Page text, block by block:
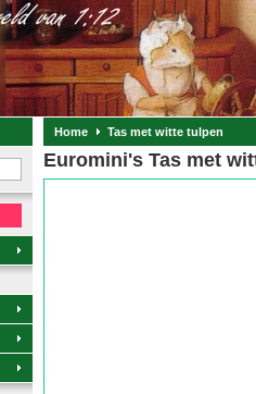
Home Tas met witte tulpen
Euromini's Tas met